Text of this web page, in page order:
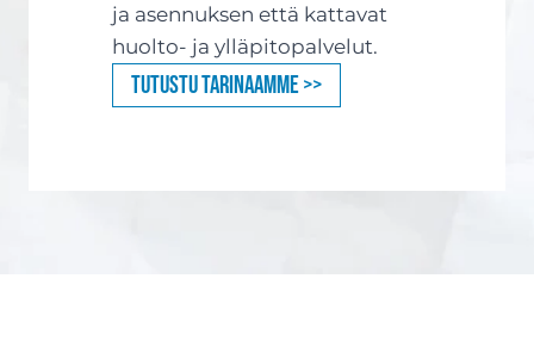
ja asennuksen että kattavat
huolto- ja ylläpitopalvelut.
Tutustu tarinaamme >>